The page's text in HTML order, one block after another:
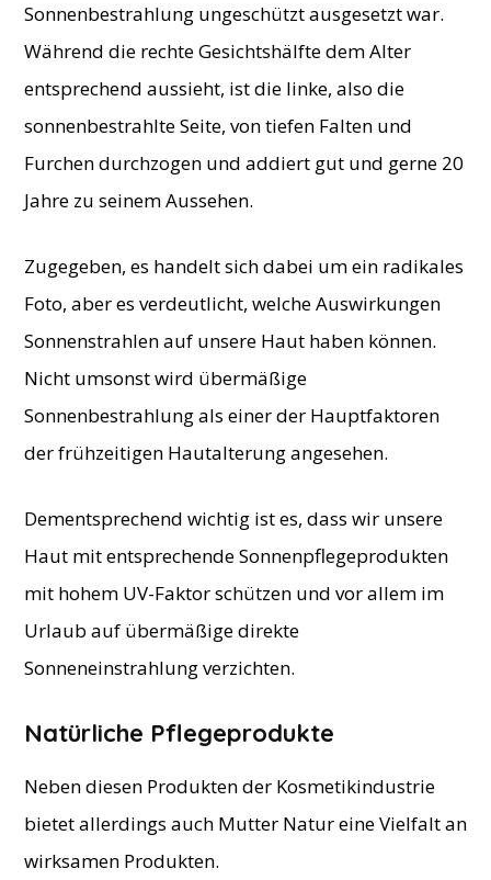
Sonnenbestrahlung ungeschützt ausgesetzt war.
Während die rechte Gesichtshälfte dem Alter
entsprechend aussieht, ist die linke, also die
sonnenbestrahlte Seite, von tiefen Falten und
Furchen durchzogen und addiert gut und gerne 20
Jahre zu seinem Aussehen.
Zugegeben, es handelt sich dabei um ein radikales
Foto, aber es verdeutlicht, welche Auswirkungen
Sonnenstrahlen auf unsere Haut haben können.
Nicht umsonst wird übermäßige
Sonnenbestrahlung als einer der Hauptfaktoren
der frühzeitigen Hautalterung angesehen.
Dementsprechend wichtig ist es, dass wir unsere
Haut mit entsprechende Sonnenpflegeprodukten
mit hohem UV-Faktor schützen und vor allem im
Urlaub auf übermäßige direkte
Sonneneinstrahlung verzichten.
Natürliche Pflegeprodukte
Neben diesen Produkten der Kosmetikindustrie
bietet allerdings auch Mutter Natur eine Vielfalt an
wirksamen Produkten.